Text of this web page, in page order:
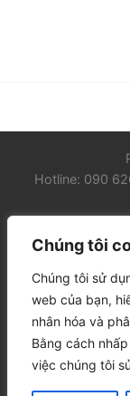
Chúng tôi
Chúng tôi sử
web của bạn,
nhân hóa và
Bằng cách
việc chúng tôi
Hotline: 090
Email:
DỊCH
Đơn vị đối tác tại
Dương
Văn phòng Hà
Tp. Hà Nội.
Văn phòng Sài